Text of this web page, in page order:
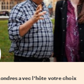
Choisissez votre local favori
avec l'hôte votre choix